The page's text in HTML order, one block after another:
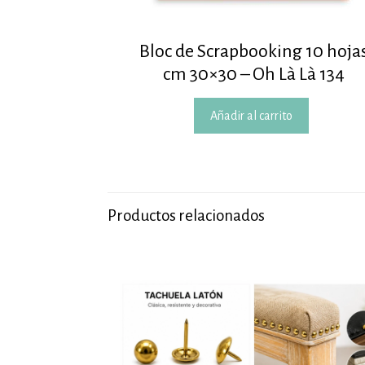
Bloc de Scrapbooking 10
cm 30×30 – Oh Là Là 134
Añadir al carrito
Productos relacionados